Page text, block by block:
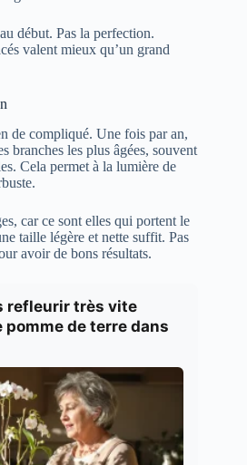
début. Pas la perfection.
valent mieux qu’un grand
de compliqué. Une fois par an,
branches les plus âgées, souvent
Cela permet à la lumière de
car ce sont elles qui portent le
taille légère et nette suffit. Pas
avoir de bons résultats.
refleurir très vite
pomme de terre dans